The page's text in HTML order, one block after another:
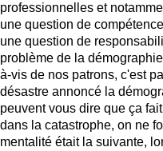
professionnelles et
une question de
une question de
problème de la
à-vis de nos patrons, c'est
désastre annoncé la
peuvent vous dire que ça
dans la catastrophe, on ne
mentalité était la suivante,